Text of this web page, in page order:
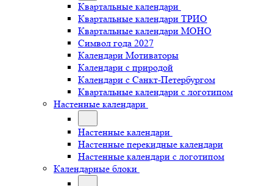
Квартальные календари
Квартальные календари ТРИО
Квартальные календари МОНО
Символ года 2027
Календари Мотиваторы
Календари с природой
Календари с Санкт-Петербургом
Квартальные календари с логотипом
Настенные календари
Настенные календари
Настенные перекидные календари
Настенные календари с логотипом
Календарные блоки